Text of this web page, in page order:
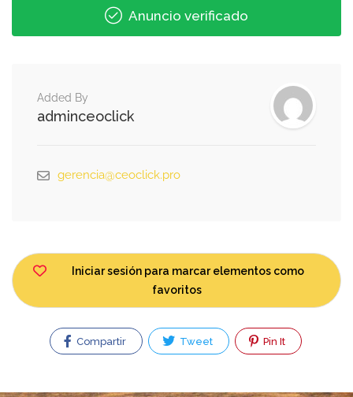
Anuncio verificado
Added By
adminceoclick
gerencia@ceoclick.pro
Iniciar sesión para marcar elementos como
favoritos
Compartir Tweet Pin It